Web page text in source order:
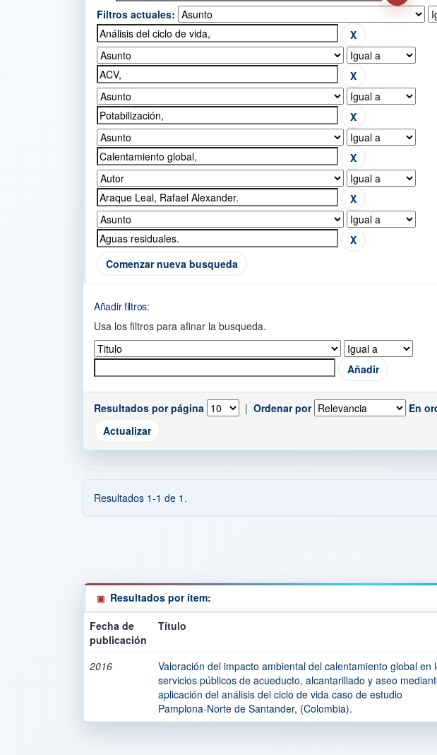
Filtros actuales:
Comenzar nueva busqueda
Añadir filtros:
Usa los filtros para afinar la busqueda.
Resultados por página | Ordenar por En
Resultados 1-1 de 1.
Resultados por ítem:
Fecha de
publicación
Título
2016
Valoración del impacto ambiental del calentamiento global en
servicios públicos de acueducto, alcantarillado y aseo
aplicación del análisis del ciclo de vida caso de estudio
Pamplona-Norte de Santander, (Colombia).